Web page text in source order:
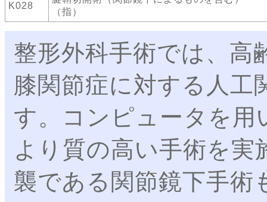
K028
（指）
整形外科手術では、高
膝関節症に対する人工
す。コンピュータを
より質の高い手術を
襲である関節鏡下手術